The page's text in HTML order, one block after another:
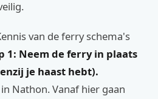
van de ferry schema's
1: Neem de ferry in plaats
je haast hebt).
Nathon. Vanaf hier gaan